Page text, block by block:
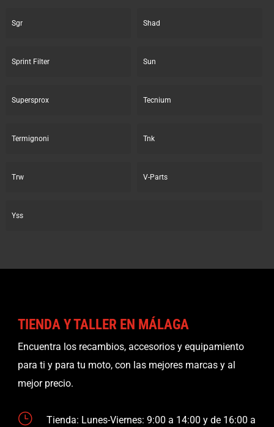
Sgr Shad
Sprint Filter Sun
Supersprox Tecnium
Termignoni Tnk
Trw V-Parts
Yss
TIENDA Y TALLER EN MÁLAGA
Encuentra los recambios, accesorios y equipamiento
para ti y para tu moto, con las mejores marcas y al
mejor precio.
}
Tienda: Lunes-Viernes: 9:00 a 14:00 y de 16:00 a